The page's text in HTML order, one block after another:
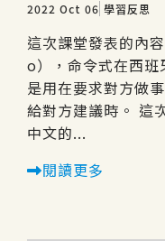
2022 Oct 06 學習反思
這次課堂發表的內
o），命令式在西
是用在要求對方做
給對方建議時。 這
中文的...
閱讀更多